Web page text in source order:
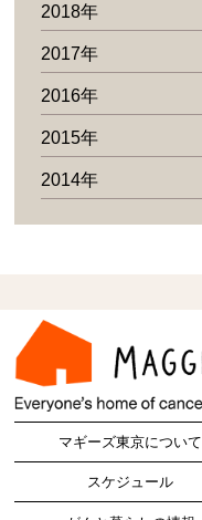
2018年
2017年
2016年
2015年
2014年
マギーズ東京について
スケジュール